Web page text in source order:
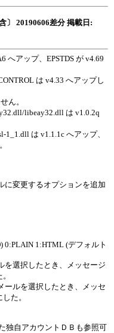
〕 20190606差分 掲載日:
へアップ、EPSTDS が v4.69
は v4.33 へアップし
ん。
libeay32.dll は v1.0.2q
1_1.dll は v1.1.1c へアップ、
変更するオプションを追加
1:HTML (デフォルト
選択したとき、メッセージ
ルを選択したとき、メッセ
た。
独自アカウントＤＢも参照可